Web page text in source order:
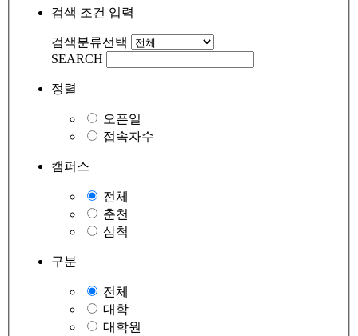
검색 조건 입력
검색분류선택
SEARCH
정렬
오픈일
접속자수
캠퍼스
전체
춘천
삼척
구분
전체
대학
대학원